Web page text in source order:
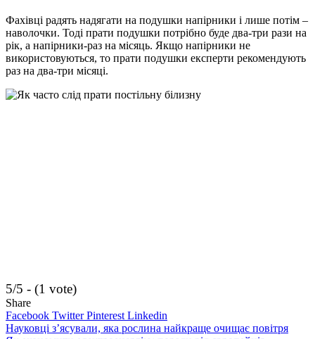
Фахівці радять надягати на подушки напірники і лише потім –
наволочки. Тоді прати подушки потрібно буде два-три рази на
рік, а напірники-раз на місяць. Якщо напірники не
використовуються, то прати подушки експерти рекомендують
раз на два-три місяці.
5/5 - (1 vote)
Share
Facebook TwitterPinterest Linkedin
Навігація
Науковці з’ясували, яка рослина найкраще очищає повітря